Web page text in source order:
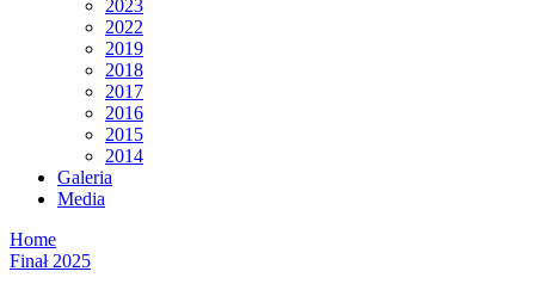
2023
2022
2019
2018
2017
2016
2015
2014
Galeria
Media
Home
Finał 2025